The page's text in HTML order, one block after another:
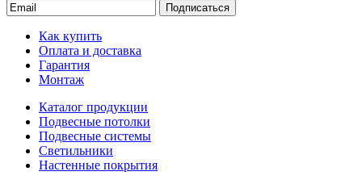
Подписаться
Как купить
Оплата и доставка
Гарантия
Монтаж
Каталог продукции
Подвесные потолки
Подвесные системы
Светильники
Настенные покрытия